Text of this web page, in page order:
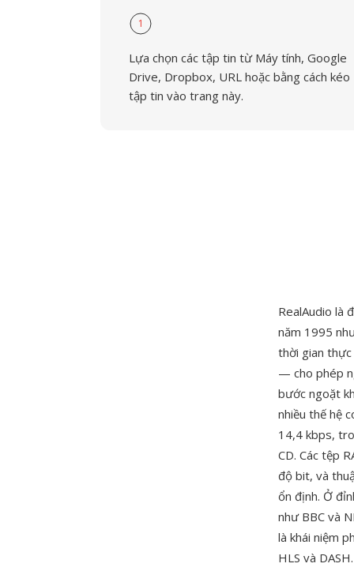
1
Lựa chọn các tập tin từ Máy tính, Google
Drive, Dropbox, URL hoặc bằng cách kéo
tập tin vào trang này.
RealAudio là
năm 1995
thời gian
— cho phép
bước ngoặt
nhiều thế hệ
14,4 kbps,
CD. Các tệp
độ bit, và
ổn định. Ở
như BBC và
là khái niệm
HLS và